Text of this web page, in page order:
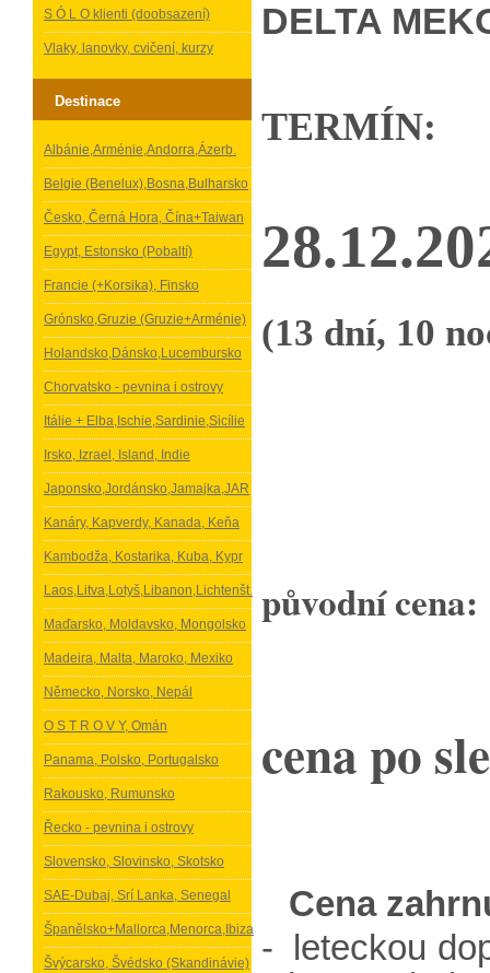
S Ó L O klienti (doobsazení)
Vlaky, lanovky, cvičení, kurzy
Destinace
Albánie,Arménie,Andorra,Ázerb.
Belgie (Benelux),Bosna,Bulharsko
Česko, Černá Hora, Čína+Taiwan
Egypt, Estonsko (Pobaltí)
Francie (+Korsika), Finsko
Grónsko,Gruzie (Gruzie+Arménie)
Holandsko,Dánsko,Lucembursko
Chorvatsko - pevnina i ostrovy
Itálie + Elba,Ischie,Sardinie,Sicílie
Irsko, Izrael, Island, Indie
Japonsko,Jordánsko,Jamajka,JAR
Kanáry, Kapverdy, Kanada, Keňa
Kambodža, Kostarika, Kuba, Kypr
Laos,Litva,Lotyš,Libanon,Lichtenšt.
Maďarsko, Moldavsko, Mongolsko
Madeira, Malta, Maroko, Mexiko
Německo, Norsko, Nepál
O S T R O V Y, Omán
Panama, Polsko, Portugalsko
Rakousko, Rumunsko
Řecko - pevnina i ostrovy
Slovensko, Slovinsko, Skotsko
SAE-Dubaj, Srí Lanka, Senegal
Španělsko+Mallorca,Menorca,Ibiza
Švýcarsko, Švédsko (Skandinávie)
DELTA
TERMÍN:
(13 dní­, 10
původní cena:
cena po
Cena
- leteckou